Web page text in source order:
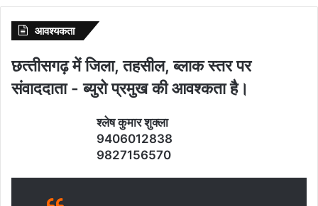
आवश्‍यकता
छत्‍तीसगढ़ में जिला, तहसील, ब्‍लाक स्‍तर पर
संवाददाता - ब्‍युरो प्रमुख की आवश्‍कता है।
श्‍लेष कुमार शुक्‍ला
9406012838
9827156570